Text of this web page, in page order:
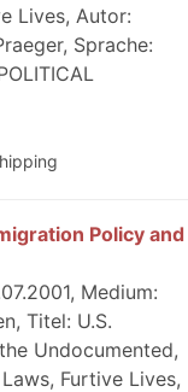
Lives, Autor:
Sprache:
Policy and
Medium:
Titel: U.S.
Undocumented,
Furtive Lives,